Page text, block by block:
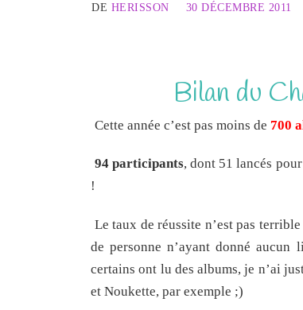
DE HERISSON 30 DÉCEMBRE 2011
Bilan du
Cette année c’est pas moins de 700
94 participants, dont 51 lancés
!
Le taux de réussite n’est pas
de personne n’ayant donné
certains ont lu des albums, je n’ai
et Noukette, par exemple ;)